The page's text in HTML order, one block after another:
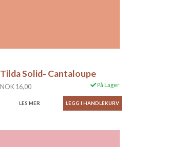
Tilda Solid- Cantaloupe
NOK 16,00 På Lager
LES MER